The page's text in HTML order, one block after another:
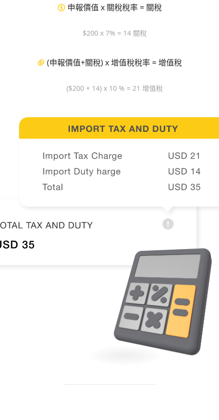
申報價值 x 關稅稅率 = 關稅
$200 x 7% = 14 關稅
(申報價值+關稅) x 增值稅稅率 = 增值稅
($200 + 14) x 10 % = 21 增值稅